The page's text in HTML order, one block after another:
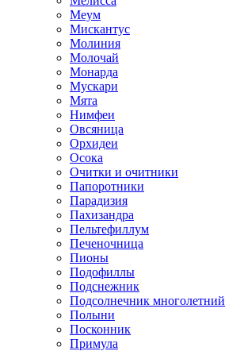
Меум
Мискантус
Молиния
Молочай
Монарда
Мускари
Мята
Нимфеи
Овсяница
Орхидеи
Осока
Очитки и очитники
Папоротники
Парадизия
Пахизандра
Пельтефиллум
Печеночница
Пионы
Подофиллы
Подснежник
Подсолнечник многолетний
Полыни
Посконник
Примула